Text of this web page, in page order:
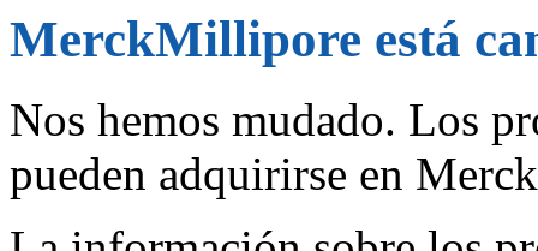
MerckMillipore está
Nos hemos mudado. Los
pueden adquirirse en